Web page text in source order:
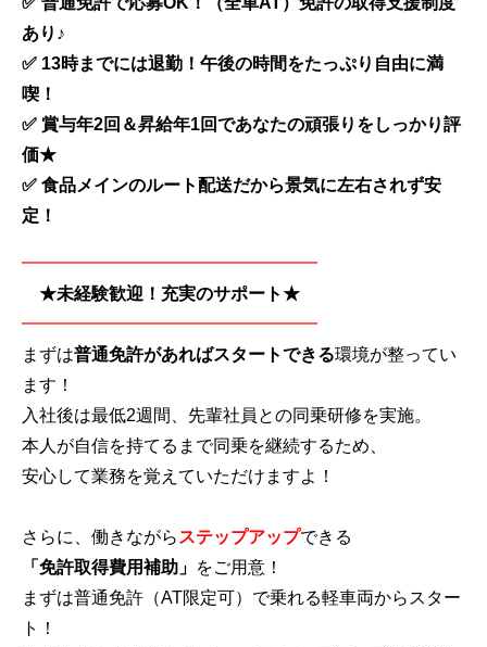
あり♪
✅ 13時までには退勤！午後の時間をたっぷり自由に満
喫！
✅ 賞与年2回＆昇給年1回であなたの頑張りをしっかり評
価★
✅ 食品メインのルート配送だから景気に左右されず安
定！
━━━━━━━━━━━━━━━━━
★未経験歓迎！充実のサポート★
━━━━━━━━━━━━━━━━━
まずは普通免許があればスタートできる環境が整ってい
ます！
入社後は最低2週間、先輩社員との同乗研修を実施。
本人が自信を持てるまで同乗を継続するため、
安心して業務を覚えていただけますよ！
さらに、働きながら ステップアップできる
「免許取得費用補助」 をご用意！
まずは普通免許（AT限定可）で乗れる軽車両からスター
ト！